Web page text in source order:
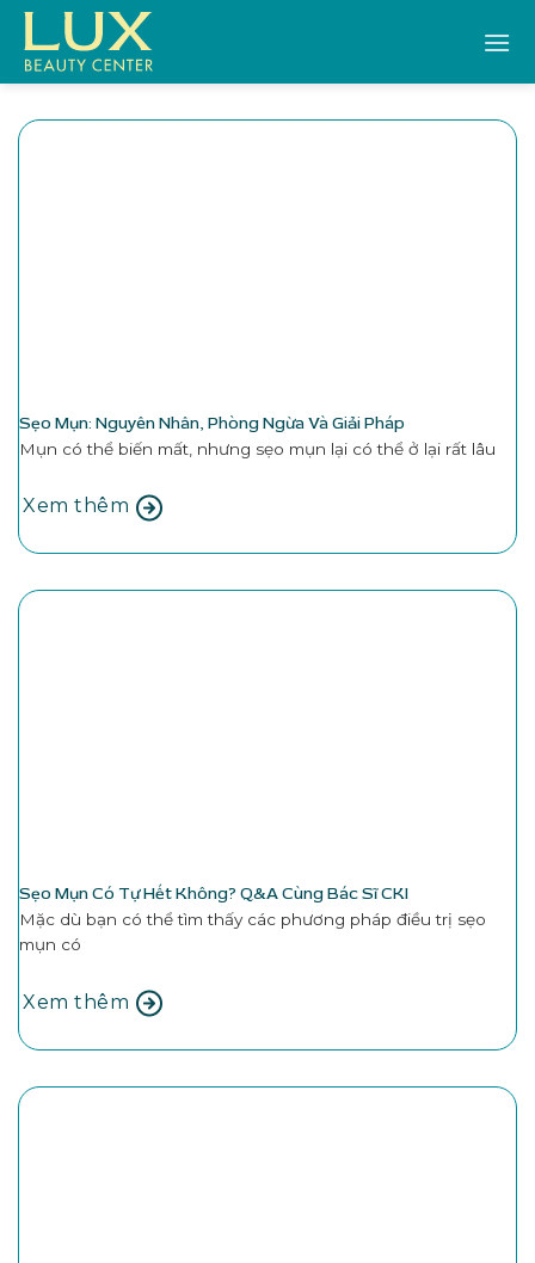
Bỏ
qua
nội
Sẹo Mụn: Nguyên Nhân, Phòng Ngừa Và Giải Pháp
Mụn có thể biến mất, nhưng sẹo mụn lại có thể ở lại rất lâu
Xem thêm
Sẹo Mụn Có Tự Hết Không? Q&A Cùng Bác Sĩ CKI
Mặc dù bạn có thể tìm thấy các phương pháp điều trị sẹo
mụn có
Xem thêm